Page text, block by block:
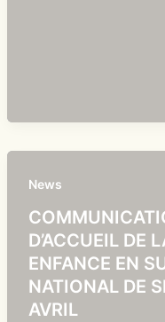
News
D’ACCUEIL DE
ENFANCE EN
NATIONAL DE
AVRIL